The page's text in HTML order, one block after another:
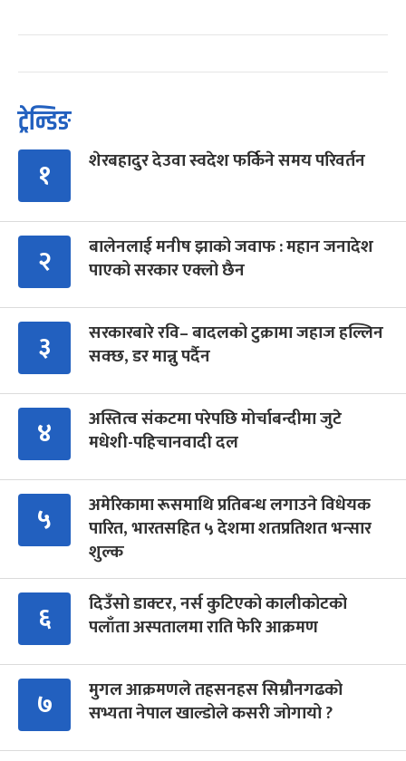
ट्रेन्डिङ
१ शेरबहादुर देउवा स्वदेश फर्किने समय परिवर्तन
२
बालेनलाई मनीष झाको जवाफ : महान जनादेश
पाएको सरकार एक्लो छैन
३
सरकारबारे रवि– बादलको टुक्रामा जहाज हल्लिन
सक्छ, डर मान्नु पर्दैन
४
अस्तित्व संकटमा परेपछि मोर्चाबन्दीमा जुटे
मधेशी-पहिचानवादी दल
५
अमेरिकामा रूसमाथि प्रतिबन्ध लगाउने विधेयक
पारित, भारतसहित ५ देशमा शतप्रतिशत भन्सार
शुल्क
६
दिउँसो डाक्टर, नर्स कुटिएको कालीकोटको
पलाँता अस्पतालमा राति फेरि आक्रमण
७
मुगल आक्रमणले तहसनहस सिम्रौनगढको
सभ्यता नेपाल खाल्डोले कसरी जोगायो ?